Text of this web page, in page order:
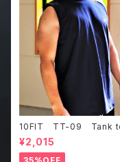
10FIT TT-09 Tank
タンクトップ ジムウェア
ーニング 筋トレ 紺
¥2,015